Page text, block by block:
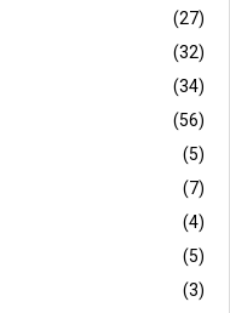
(27)
(32)
(34)
(56)
(5)
(7)
(4)
(5)
(3)